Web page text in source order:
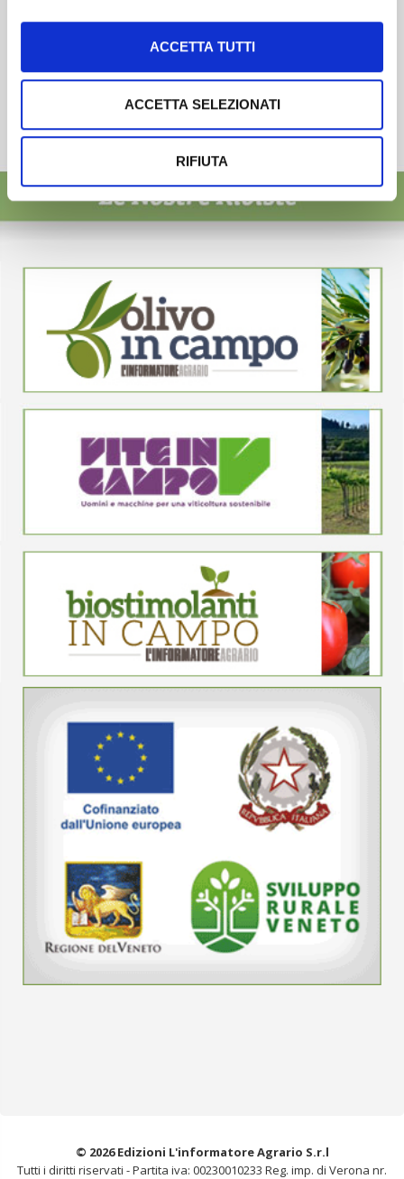
ACCETTA TUTTI
ACCETTA SELEZIONATI
RIFIUTA
© 2026 Edizioni L'informatore Agrario S.r.l
Tutti i diritti riservati -Partita iva: 00230010233 Reg. imp. di Verona nr.